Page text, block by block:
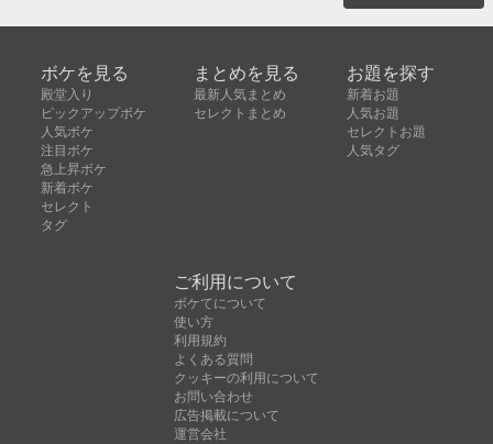
ボケを見る
殿堂入り
ピックアップボケ
人気ボケ
注目ボケ
急上昇ボケ
新着ボケ
セレクト
タグ
まとめを見る
最新人気まとめ
セレクトまとめ
お題を探す
新着お題
人気お題
セレクトお題
人気タグ
ご利用について
ボケてについて
使い方
利用規約
よくある質問
クッキーの利用について
お問い合わせ
広告掲載について
運営会社